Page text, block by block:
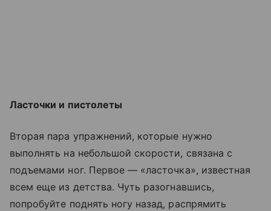
Ласточки и пистолеты
Вторая пара упражнений, которые нужно
выполнять на небольшой скорости, связана с
подъемами ног. Первое — «ласточка», известная
всем еще из детства. Чуть разогнавшись,
попробуйте поднять ногу назад, распрямить